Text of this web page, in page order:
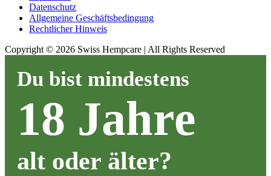
Datenschutz
Allgemeine Geschäftsbedingung
Rechtlicher Hinweis
Copyright © 2026 Swiss Hempcare | All Rights Reserved
Du bist mindestens
18 Jahre
alt oder älter?